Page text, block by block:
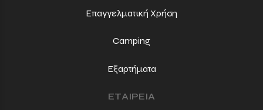
Επαγγελματική Χρήση
Camping
Εξαρτήματα
ΕΤΑΙΡΕΙΑ